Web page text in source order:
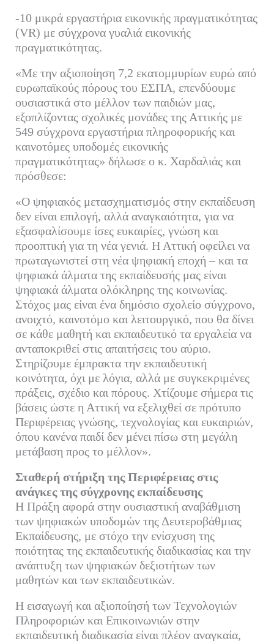
-10 μικρά εργαστήρια εικονικής πραγματικότητας
(VR) με σύγχρονα γυαλιά εικονικής
πραγματικότητας.
«Με την αξιοποίηση 7,2 εκατομμυρίων ευρώ από
ευρωπαϊκούς πόρους του ΕΣΠΑ, επενδύουμε
ουσιαστικά στο μέλλον των παιδιών μας,
εξοπλίζοντας σχολικές μονάδες της Αττικής με
549 σύγχρονα εργαστήρια πληροφορικής και
καινοτόμες υποδομές εικονικής
πραγματικότητας» δήλωσε ο κ. Χαρδαλιάς και
πρόσθεσε:
«Ο ψηφιακός μετασχηματισμός στην εκπαίδευση
δεν είναι επιλογή, αλλά αναγκαιότητα, για να
εξασφαλίσουμε ίσες ευκαιρίες, γνώση και
προοπτική για τη νέα γενιά. Η Αττική οφείλει να
πρωταγωνιστεί στη νέα ψηφιακή εποχή – και τα
ψηφιακά άλματα της εκπαίδευσής μας είναι
ψηφιακά άλματα ολόκληρης της κοινωνίας.
Στόχος μας είναι ένα δημόσιο σχολείο σύγχρονο,
ανοιχτό, καινοτόμο και λειτουργικό, που θα δίνει
σε κάθε μαθητή και εκπαιδευτικό τα εργαλεία να
ανταποκριθεί στις απαιτήσεις του αύριο.
Στηρίζουμε έμπρακτα την εκπαιδευτική
κοινότητα, όχι με λόγια, αλλά με συγκεκριμένες
πράξεις, σχέδιο και πόρους. Χτίζουμε σήμερα τις
βάσεις ώστε η Αττική να εξελιχθεί σε πρότυπο
Περιφέρειας γνώσης, τεχνολογίας και ευκαιριών,
όπου κανένα παιδί δεν μένει πίσω στη μεγάλη
μετάβαση προς το μέλλον».
Σταθερή στήριξη της Περιφέρειας στις
ανάγκες της σύγχρονης εκπαίδευσης
Η Πράξη αφορά στην ουσιαστική αναβάθμιση
των ψηφιακών υποδομών της Δευτεροβάθμιας
Εκπαίδευσης, με στόχο την ενίσχυση της
ποιότητας της εκπαιδευτικής διαδικασίας και την
ανάπτυξη των ψηφιακών δεξιοτήτων των
μαθητών και των εκπαιδευτικών.
Η εισαγωγή και αξιοποίησή των Τεχνολογιών
Πληροφοριών και Επικοινωνιών στην
εκπαιδευτική διαδικασία είναι πλέον αναγκαία,